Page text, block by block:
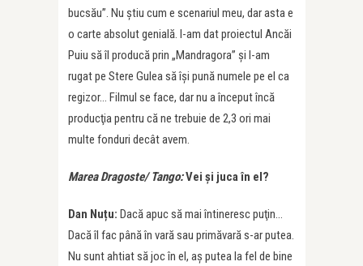
bucsău”. Nu ştiu cum e scenariul meu, dar asta e
o carte absolut genială. I-am dat proiectul Ancăi
Puiu să îl producă prin „Mandragora” şi l-am
rugat pe Stere Gulea să îşi pună numele pe el ca
regizor… Filmul se face, dar nu a început încă
producţia pentru că ne trebuie de 2,3 ori mai
multe fonduri decât avem.
Marea Dragoste/ Tango:Vei şi juca în el?
Dan Nuțu: Dacă apuc să mai întineresc puţin…
Dacă îl fac până în vară sau primăvară s-ar putea.
Nu sunt ahtiat să joc în el, aş putea la fel de bine